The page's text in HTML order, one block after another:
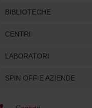
BIBLIOTECHE
CENTRI
LABORATORI
SPIN OFF E AZIENDE